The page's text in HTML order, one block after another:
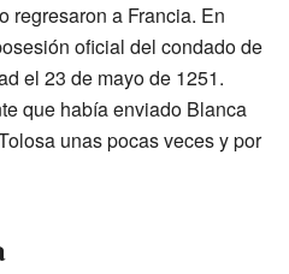
regresaron a Francia. En
oficial del condado de
el 23 de mayo de 1251.
que había enviado Blanca
unas pocas veces y por